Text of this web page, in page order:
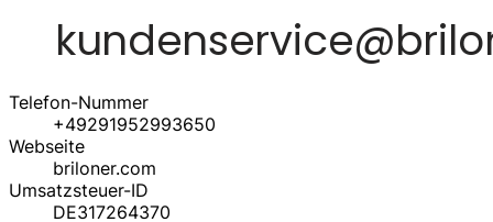
Telefon-Nummer
+49291952993650
Webseite
briloner.com
Umsatzsteuer-ID
DE317264370